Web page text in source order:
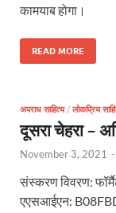
कामयाब होगा।
READ MORE
अपराध साहित्य/ लोकप्रिय
दूसरा चेहरा –
November 3, 2021 -
संस्करण विवरण:
एएसआईएन: